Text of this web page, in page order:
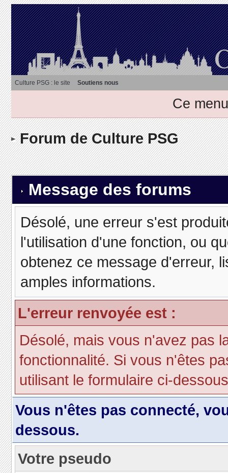
Culture PSG : le site Soutiens nous
Ce
Forum de Culture PSG
Message des forums
Désolé, une erreur s'est
l'utilisation d'une fonction, ou
obtenez ce message d'erreur,
amples informations.
L'erreur renvoyée est :
Désolé, mais vous n'avez pas
fonctionnalité. Si vous n'êtes
utilisant le formulaire ci-
Vous n'êtes pas connecté,
dessous.
Votre pseudo